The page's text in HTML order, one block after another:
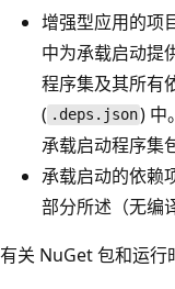
增强型应用的项
中为承载启动提
程序集及其所有
( .deps.json) 中
承载启动程序集
承载启动的依赖
部分所述（无编
有关 NuGet 包和运行